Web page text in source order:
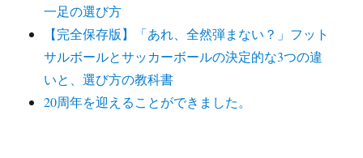
一足の選び方
【完全保存版】「あれ、全然弾まない？」フット
サルボールとサッカーボールの決定的な3つの違
いと、選び方の教科書
20周年を迎えることができました。